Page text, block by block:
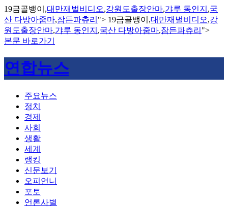
19금골뱅이,대만재벌비디오,강원도출장안마,갸루 동인지 ,국
산 다방아줌마,잠든파츄리 "> 19금골뱅이,대만재벌비디오,강
원도출장안마,갸루 동인지 ,국산 다방아줌마,잠든파츄리 ">
본문 바로가기
연합뉴스
주요뉴스
정치
경제
사회
생활
세계
랭킹
신문보기
오피언니
포토
언론사별